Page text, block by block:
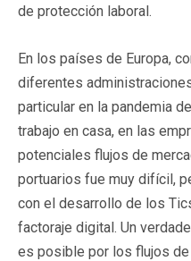
de protección laboral.
En los países de Europa,
diferentes
particular en la pandemia
trabajo en casa, en las
potenciales flujos de
portuarios fue muy difícil,
con el desarrollo de los
factoraje digital. Un
es posible por los flujos